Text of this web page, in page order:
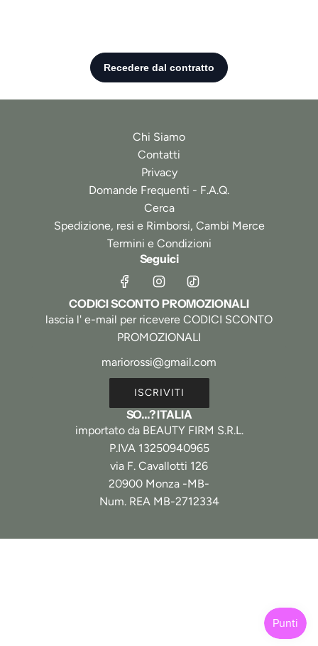
Chi Siamo
Contatti
Privacy
Domande Frequenti - F.A.Q.
Cerca
Spedizione, resi e Rimborsi, Cambi Merce
Termini e Condizioni
Seguici
CODICI SCONTO PROMOZIONALI
lascia l' e-mail per ricevere CODICI SCONTO
PROMOZIONALI
ISCRIVITI
SO...? ITALIA
importato da BEAUTY FIRM S.R.L.
P.IVA 13250940965
via F. Cavallotti 126
20900 Monza -MB-
Num. REA MB-2712334